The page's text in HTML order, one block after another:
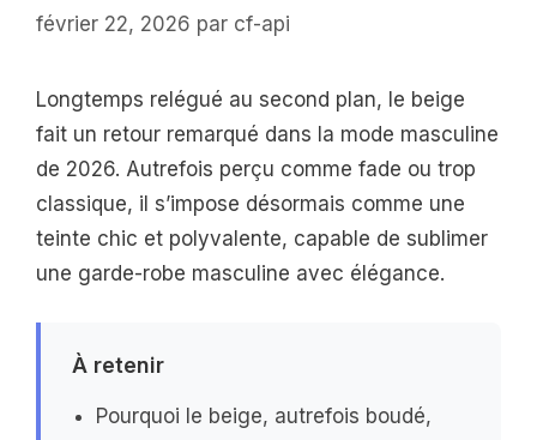
février 22, 2026 par cf-api
Longtemps relégué au second plan, le beige
fait un retour remarqué dans la mode masculine
de 2026. Autrefois perçu comme fade ou trop
classique, il s’impose désormais comme une
teinte chic et polyvalente, capable de sublimer
une garde-robe masculine avec élégance.
À retenir
Pourquoi le beige, autrefois boudé,